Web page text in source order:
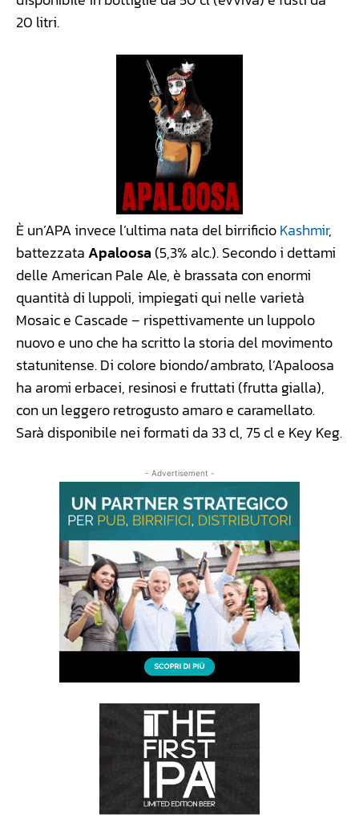
20 litri.
È un’APA invece l’ultima nata del birrificioKashmir,
battezzataApaloosa (5,3% alc.). Secondo i dettami
delle American Pale Ale, è brassata con enormi
quantità di luppoli, impiegati qui nelle varietà
Mosaic e Cascade – rispettivamente un luppolo
nuovo e uno che ha scritto la storia del movimento
statunitense. Di colore biondo/ambrato, l’Apaloosa
ha aromi erbacei, resinosi e fruttati (frutta gialla),
con un leggero retrogusto amaro e caramellato.
Sarà disponibile nei formati da 33 cl, 75 cl e Key Keg.
- Advertisement -